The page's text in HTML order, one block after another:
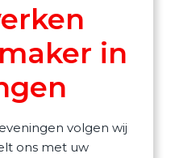
in
volgen wij
ons met uw